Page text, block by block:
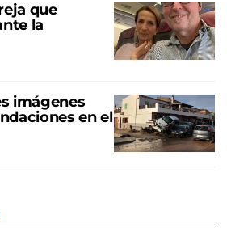
que
la
imágenes
en el